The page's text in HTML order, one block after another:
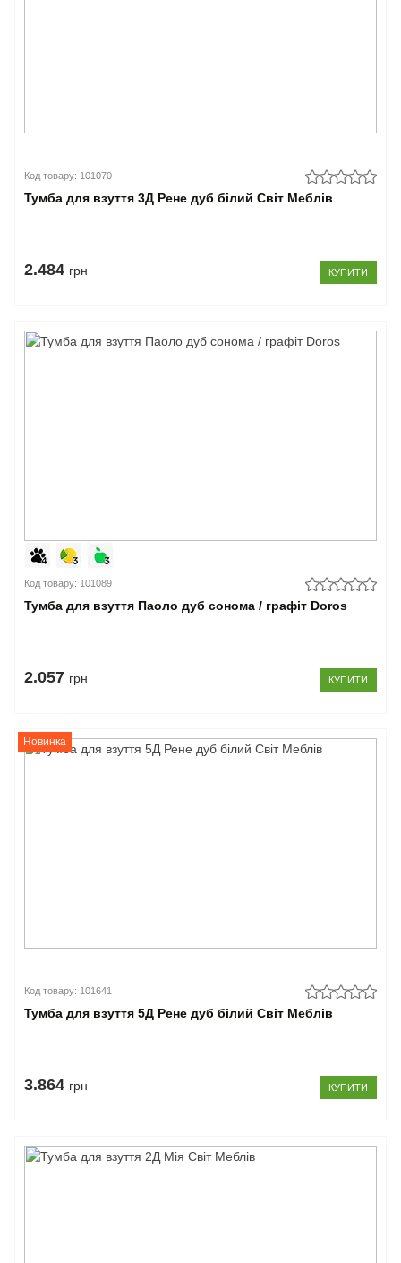
Код товару: 101070
Тумба для взуття 3Д Рене дуб білий Світ Меблів
2.484 грн КУПИТИ
Код товару: 101089
Тумба для взуття Паоло дуб сонома / графіт Doros
2.057 грн КУПИТИ
Новинка
Код товару: 101641
Тумба для взуття 5Д Рене дуб білий Світ Меблів
3.864 грн КУПИТИ